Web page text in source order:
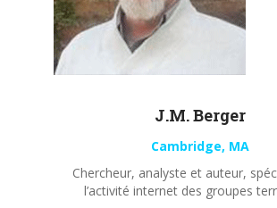
J.M. Berger
Cambridge, MA
Chercheur, analyste et auteur,
l’activité internet des groupes